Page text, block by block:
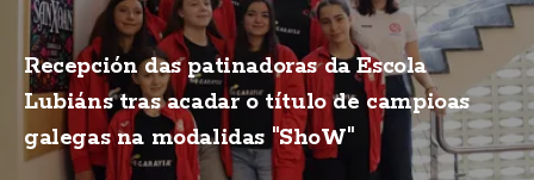
Recepción das patinadoras da Escola
Lubiáns tras acadar o título de campioas
galegas na modalidas "ShoW"